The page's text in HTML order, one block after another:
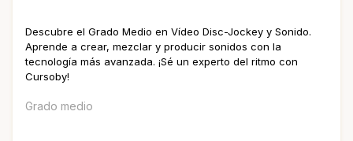
Descubre el Grado Medio en Vídeo Disc-Jockey y Sonido.
Aprende a crear, mezclar y producir sonidos con la
tecnología más avanzada. ¡Sé un experto del ritmo con
Cursoby!
Grado medio